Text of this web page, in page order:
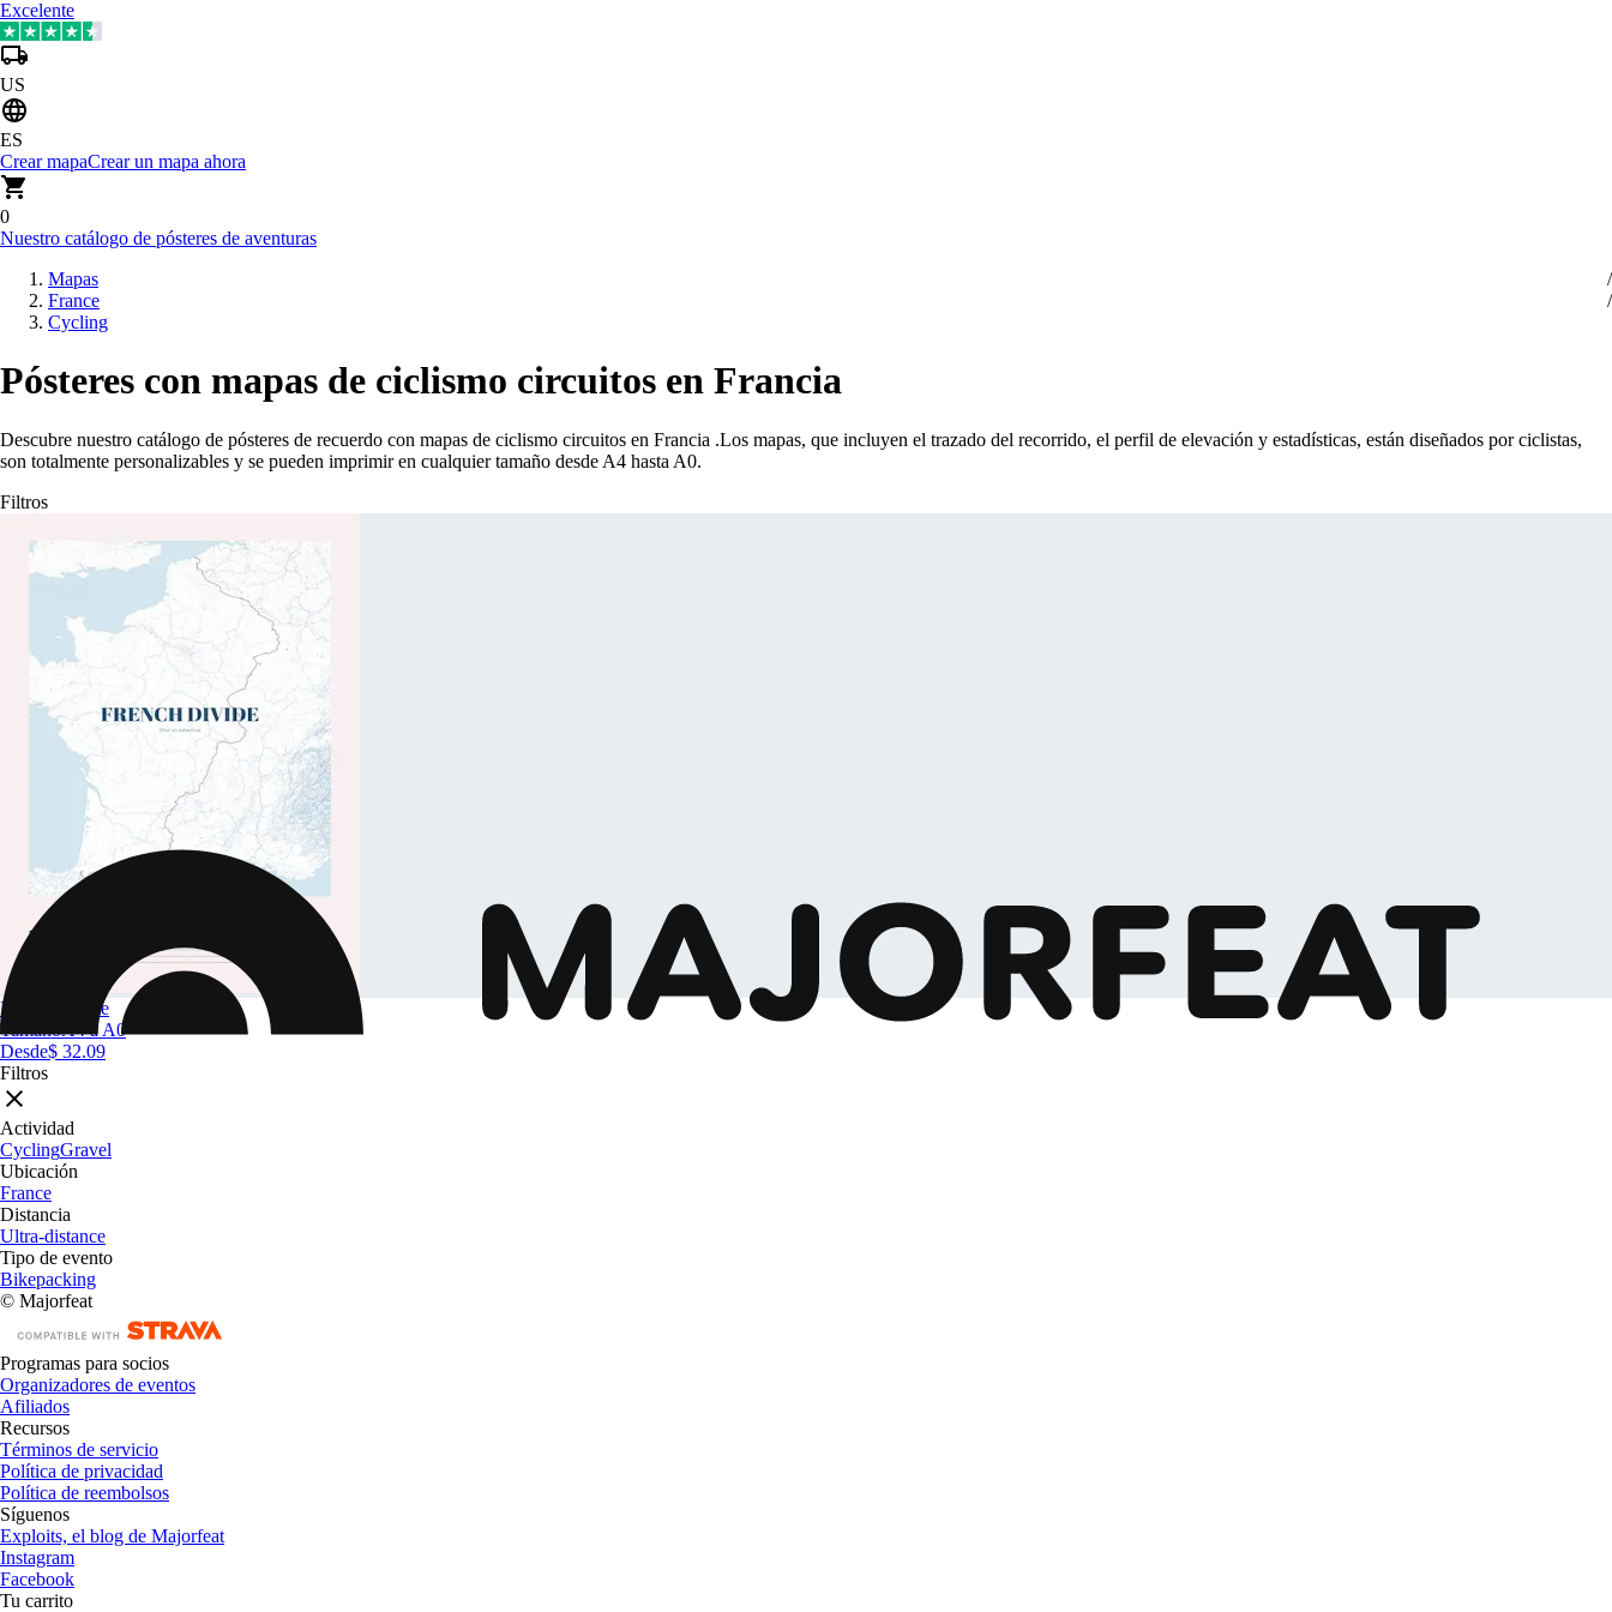
Excelente
US
ES
Crear mapaCrear un mapa ahora
0
Nuestro catálogo de pósteres de aventuras
Mapas
France
Cycling
Pósteres con mapas de ciclismo circuitos en Francia
Descubre nuestro catálogo de pósteres de recuerdo con mapas de ciclismo circuitos en Francia .Los mapas, que incluyen el trazado del recorrido, el perfil de elevación y estadísticas, están diseñados por ciclistas,
son totalmente personalizables y se pueden imprimir en cualquier tamaño desde A4 hasta A0.
Filtros
French Divide
TamañoA4 a A0
Desde$ 32.09
Filtros
Actividad
CyclingGravel
Ubicación
France
Distancia
Ultra-distance
Tipo de evento
Bikepacking
© Majorfeat
Programas para socios
Organizadores de eventos
Afiliados
Recursos
Términos de servicio
Política de privacidad
Política de reembolsos
Síguenos
Exploits, el blog de Majorfeat
Instagram
Facebook
Tu carrito